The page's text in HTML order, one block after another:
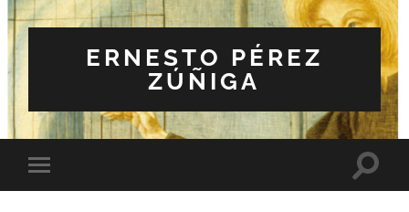
ERNESTO PÉREZ
ZÚÑIGA
Alternar
el